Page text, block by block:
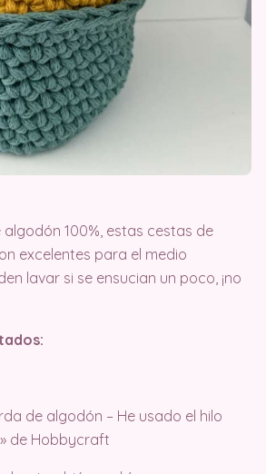
100%, estas cestas de
excelentes para el medio
lavar si se ensucian un poco, ¡no
de algodón – He usado el hilo
de Hobbycraft